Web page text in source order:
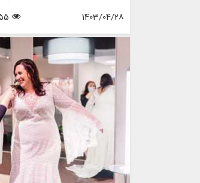
عروس مناسب و متناسب با بودجه شان
باشد. اینجاست که لباس های
گره زدن بدون شکستن پول هستند،
1403/04/28